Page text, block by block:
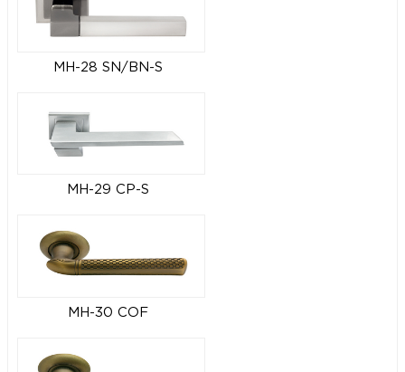
MH-28 SN/BN-S
MH-29 CP-S
MH-30 COF